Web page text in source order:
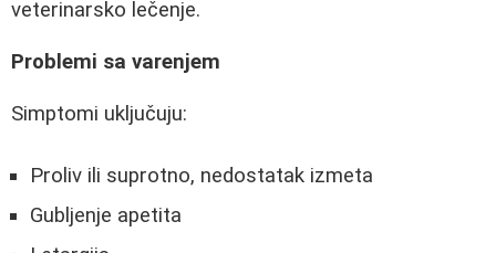
veterinarsko lečenje.
Problemi sa varenjem
Simptomi uključuju:
Proliv ili suprotno, nedostatak izmeta
Gubljenje apetita